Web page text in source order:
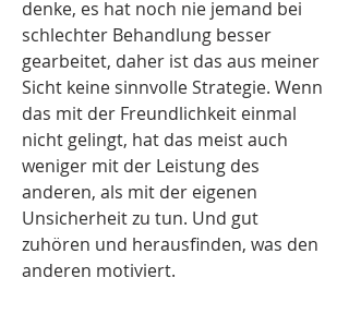
denke, es hat noch nie jemand bei
schlechter Behandlung besser
gearbeitet, daher ist das aus meiner
Sicht keine sinnvolle Strategie. Wenn
das mit der Freundlichkeit einmal
nicht gelingt, hat das meist auch
weniger mit der Leistung des
anderen, als mit der eigenen
Unsicherheit zu tun. Und gut
zuhören und herausfinden, was den
anderen motiviert.